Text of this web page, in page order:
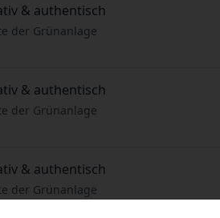
& authentisch
der Grünanlage
& authentisch
der Grünanlage
& authentisch
der Grünanlage